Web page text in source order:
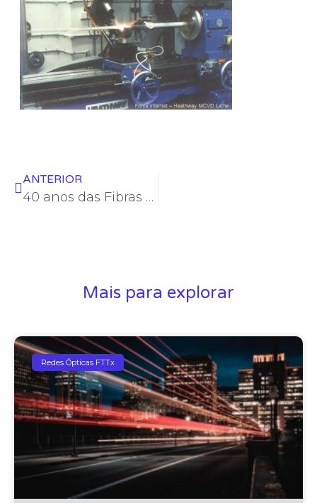
ANTERIOR
40 anos das Fibras Ópticas no Brasil
Mais para explorar
Redes Ópticas FTTx